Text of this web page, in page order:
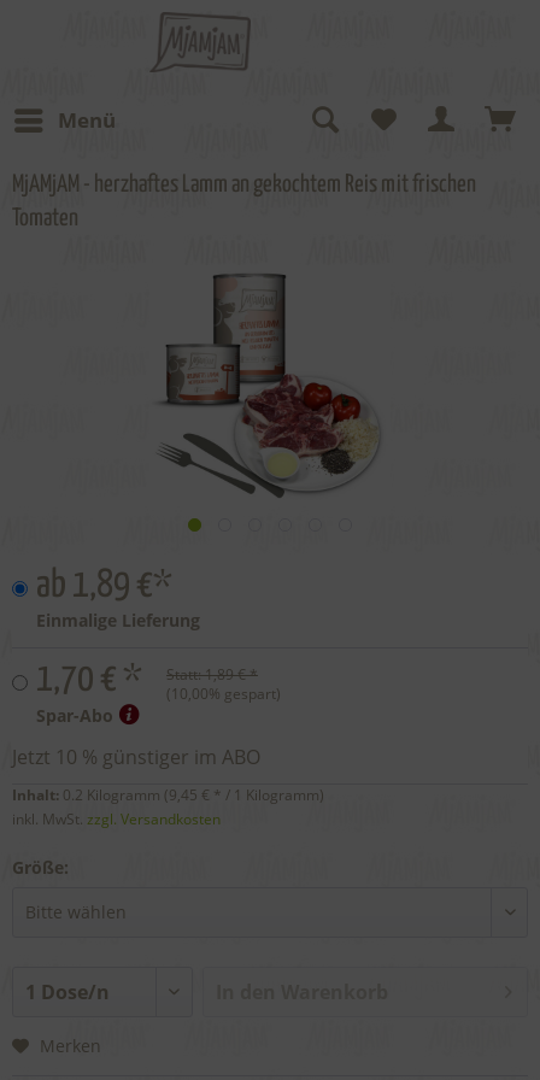
Menü
MjAMjAM - herzhaftes Lamm an gekochtem Reis mit frischen
Tomaten
ab 1,89 €*
Einmalige Lieferung
1,70 € * Statt:1,89 € *
(10,00% gespart)
Spar-Abo
Jetzt 10 % günstiger im ABO
Inhalt: 0.2 Kilogramm (9,45 € * / 1 Kilogramm)
inkl. MwSt. zzgl. Versandkosten
Größe:
Merken